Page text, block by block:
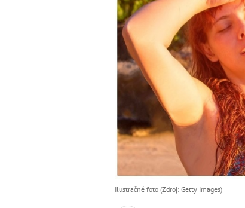
Ilustračné foto (Zdroj: Getty Images)